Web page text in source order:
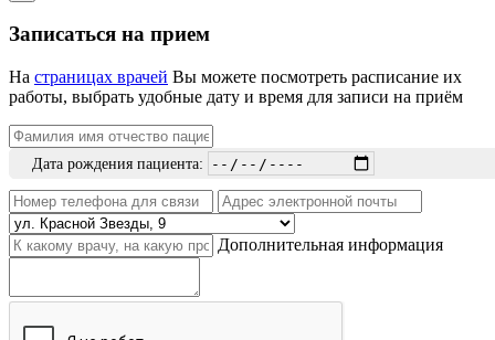
Записаться на прием
На страницах врачей Вы можете посмотреть расписание их
работы, выбрать удобные дату и время для записи на приём
Дата рождения пациента:
Дополнительная информация